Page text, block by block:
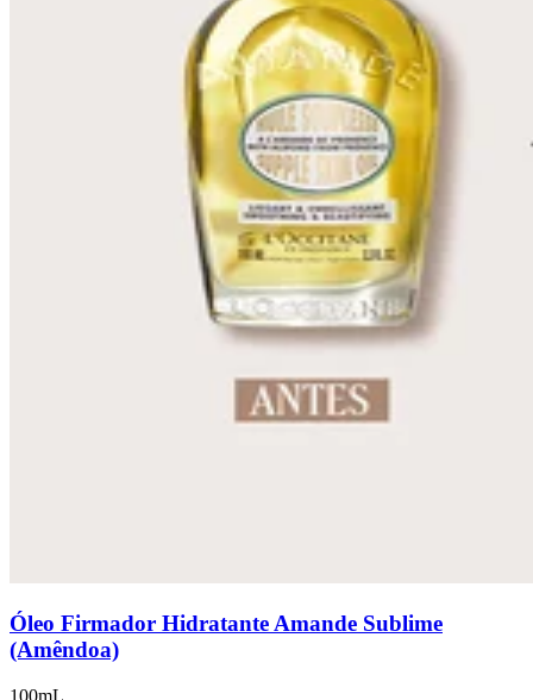
Óleo Firmador Hidratante Amande Sublime
(Amêndoa)
100mL